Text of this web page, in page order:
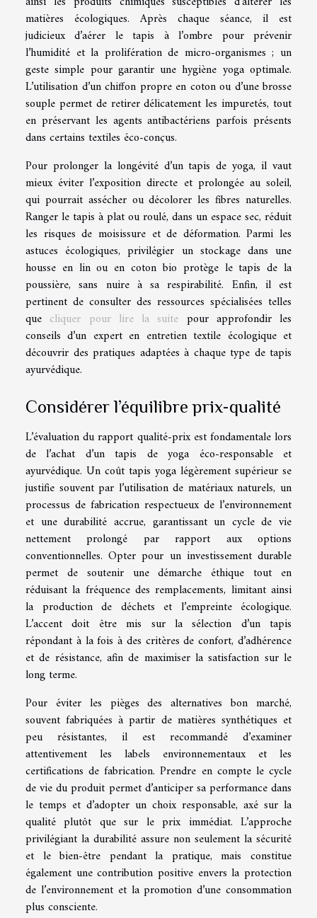
matières écologiques. Après chaque séance, il est
judicieux d’aérer le tapis à l’ombre pour prévenir
l’humidité et la prolifération de micro-organismes ; un
geste simple pour garantir une hygiène yoga optimale.
L’utilisation d’un chiffon propre en coton ou d’une brosse
souple permet de retirer délicatement les impuretés, tout
en préservant les agents antibactériens parfois présents
dans certains textiles éco-conçus.
Pour prolonger la longévité d’un tapis de yoga, il vaut
mieux éviter l’exposition directe et prolongée au soleil,
qui pourrait assécher ou décolorer les fibres naturelles.
Ranger le tapis à plat ou roulé, dans un espace sec, réduit
les risques de moisissure et de déformation. Parmi les
astuces écologiques, privilégier un stockage dans une
housse en lin ou en coton bio protège le tapis de la
poussière, sans nuire à sa respirabilité. Enfin, il est
pertinent de consulter des ressources spécialisées telles
que cliquer pour lire la suite pour approfondir les
conseils d’un expert en entretien textile écologique et
découvrir des pratiques adaptées à chaque type de tapis
ayurvédique.
Considérer l’équilibre prix-qualité
L’évaluation du rapport qualité-prix est fondamentale lors
de l’achat d’un tapis de yoga éco-responsable et
ayurvédique. Un coût tapis yoga légèrement supérieur se
justifie souvent par l’utilisation de matériaux naturels, un
processus de fabrication respectueux de l’environnement
et une durabilité accrue, garantissant un cycle de vie
nettement prolongé par rapport aux options
conventionnelles. Opter pour un investissement durable
permet de soutenir une démarche éthique tout en
réduisant la fréquence des remplacements, limitant ainsi
la production de déchets et l’empreinte écologique.
L’accent doit être mis sur la sélection d’un tapis
répondant à la fois à des critères de confort, d’adhérence
et de résistance, afin de maximiser la satisfaction sur le
long terme.
Pour éviter les pièges des alternatives bon marché,
souvent fabriquées à partir de matières synthétiques et
peu résistantes, il est recommandé d’examiner
attentivement les labels environnementaux et les
certifications de fabrication. Prendre en compte le cycle
de vie du produit permet d’anticiper sa performance dans
le temps et d’adopter un choix responsable, axé sur la
qualité plutôt que sur le prix immédiat. L’approche
privilégiant la durabilité assure non seulement la sécurité
et le bien-être pendant la pratique, mais constitue
également une contribution positive envers la protection
de l’environnement et la promotion d’une consommation
plus consciente.